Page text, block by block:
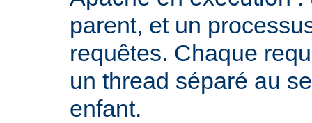
parent, et un
requêtes. Chaque
un thread séparé au
enfant.